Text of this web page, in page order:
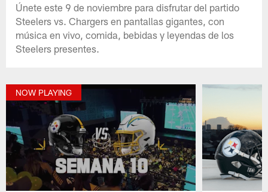
Únete este 9 de noviembre para disfrutar del partido
Steelers vs. Chargers en pantallas gigantes, con
música en vivo, comida, bebidas y leyendas de los
Steelers presentes.
NOW PLAYING